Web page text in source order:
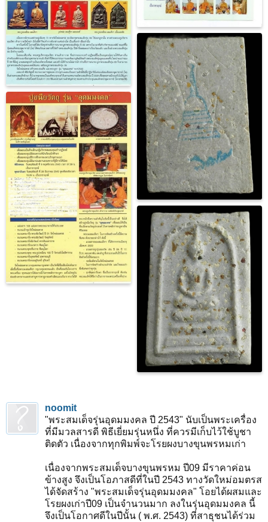
noomit
"พระสมเด็จรุ่นอุดมมงคล ปี 2543" นับเป็นพระเครื่อง
ที่มีมวลสารดี พิธีเยี่ยมรุ่นหนึ่ง ที่ควรมีเก็บไว้ใช้บูชา
ติดตัว เนื่องจากทุกพิมพ์จะโรยผงบางขุนพรหมเก่า
เนื่องจากพระสมเด็จบางขุนพรหม ปี09 มีราคาค่อน
ข้างสูง จึงเป็นโอภาสดีที่ในปี 2543 ทางวัดใหม่อมตรส
ได้จัดสร้าง "พระสมเด็จรุ่นอุดมมงคล" โอยได้ผสมและ
โรยผงเก่าปี09 เป็นจำนวนมาก ลงในรุ่นอุดมมงคล นี้
จึงเป็นโอกาศดีในปีนั้น ( พ.ศ. 2543) ที่สาธุชนได้ร่วม